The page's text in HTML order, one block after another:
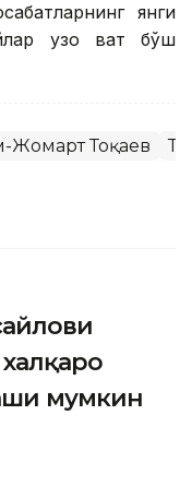
янги
узоқ вақт бўш
Жомарт Тоқаев
мумкин